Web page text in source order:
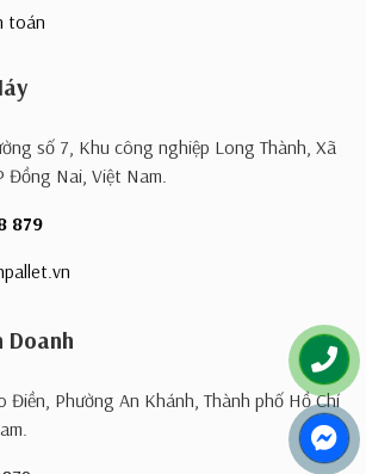
toán
số 7, Khu công nghiệp Long Thành, Xã
Đồng Nai, Việt Nam.
879
Doanh
Điền, Phường An Khánh, Thành phố Hồ Chí